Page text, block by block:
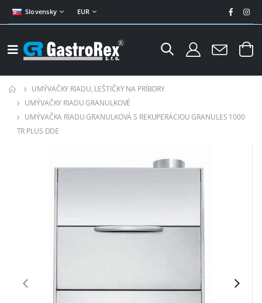
Slovensky EUR
UMÝVAČKY RIADU, LEŠTIČKY NA PRÍBORY
UMÝVAČKY RIADU GRANULKOVÉ
UMÝVAČKA RIADU GRANULKOVÁ S REKUPERÁCIOU GRANULES 1000
TR PLUS DDE